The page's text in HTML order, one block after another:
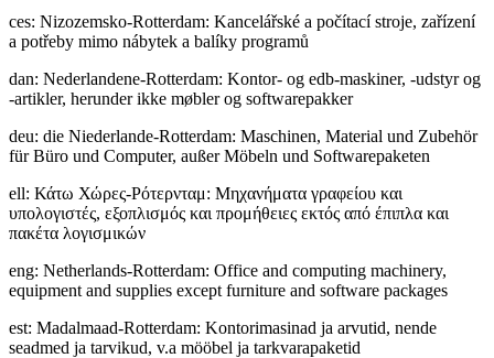
ces: Nizozemsko-Rotterdam: Kancelářské a počítací stroje, zařízení
a potřeby mimo nábytek a balíky programů
dan: Nederlandene-Rotterdam: Kontor- og edb-maskiner, -udstyr og
-artikler, herunder ikke møbler og softwarepakker
deu: die Niederlande-Rotterdam: Maschinen, Material und Zubehör
für Büro und Computer, außer Möbeln und Softwarepaketen
ell: Κάτω Χώρες-Ρότερνταμ: Μηχανήματα γραφείου και
υπολογιστές, εξοπλισμός και προμήθειες εκτός από έπιπλα και
πακέτα λογισμικών
eng: Netherlands-Rotterdam: Office and computing machinery,
equipment and supplies except furniture and software packages
est: Madalmaad-Rotterdam: Kontorimasinad ja arvutid, nende
seadmed ja tarvikud, v.a mööbel ja tarkvarapaketid